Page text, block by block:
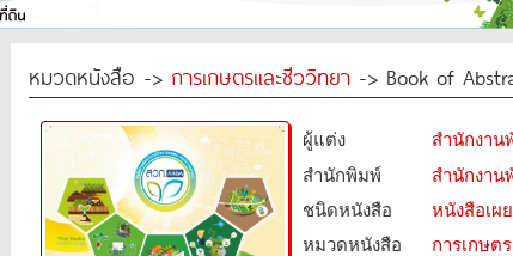
หมวดหนังสือ -> การเกษตรและชีววิทยา -> Book of
ผู้แต่ง
สำนักงาน
สำนักพิมพ์
สำนักงาน
ชนิดหนังสือ­
หนังสือเผ
หมวดหนังสือ­
การเกษต